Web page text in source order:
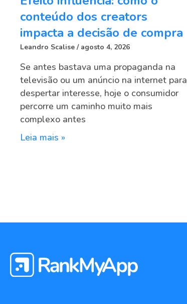
conteúdo dos creators
impacta a decisão de compra
Leandro Scalise agosto 4, 2026
Se antes bastava uma propaganda na
televisão ou um anúncio na internet para
despertar interesse, hoje o consumidor
percorre um caminho muito mais
complexo antes
Leia mais »